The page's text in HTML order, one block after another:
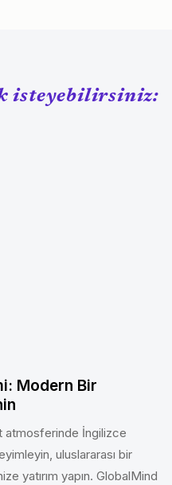
isteyebilirsiniz:
Modern Bir
atmosferinde İngilizce
uluslararası bir
yatırım yapın. GlobalMind